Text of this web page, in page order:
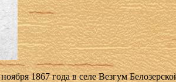
1867 го­да в се­ле Вез­гум